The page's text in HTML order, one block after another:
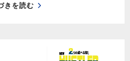
きを読む